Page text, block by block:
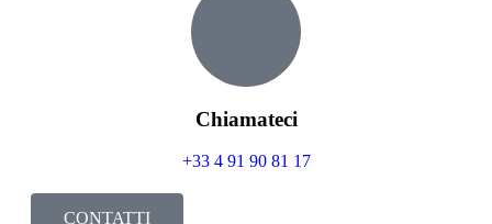
Chiamateci
+33 4 91 90 81 17
CONTATTI